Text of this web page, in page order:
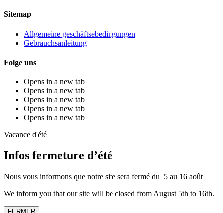
Sitemap
Allgemeine geschäftsebedingungen
Gebrauchsanleitung
Folge uns
Opens in a new tab
Opens in a new tab
Opens in a new tab
Opens in a new tab
Opens in a new tab
Vacance d'été
Infos fermeture d’été
Nous vous informons que notre site sera fermé du 5 au 16 août
We inform you that our site will be closed from August 5th to 16th.
FERMER